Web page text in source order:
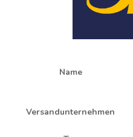
Name
Versandunternehmen